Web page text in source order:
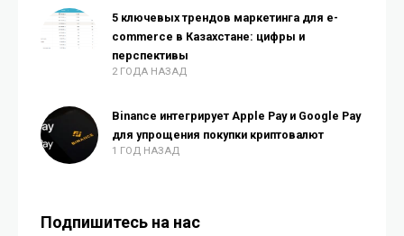
5 ключевых трендов маркетинга для e-
commerce в Казахстане: цифры и
перспективы
2 ГОДА НАЗАД
Binance интегрирует Apple Pay и Google Pay
для упрощения покупки криптовалют
1 ГОД НАЗАД
Подпишитесь на нас